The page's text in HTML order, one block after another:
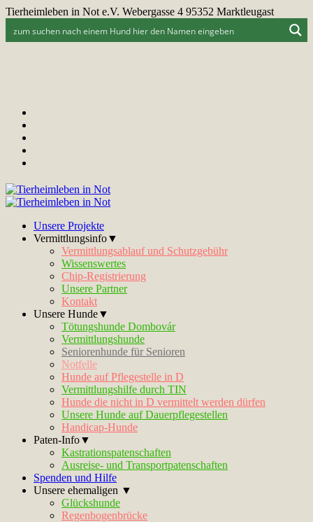
Tierheimleben in Not e.V. Webergasse 4 95352 Marktleugast
Unsere Projekte
Vermittlungsinfo▼
Vermittlungsablauf und Schutzgebühr
Wissenswertes
Chip-Registrierung
Unsere Partner
Kontakt
Unsere Hunde▼
Tötungshunde Dombovár
Vermittlungshunde
Seniorenhunde für Senioren
Notfelle
Hunde auf Pflegestelle in D
Vermittlungshilfe durch TIN
Hunde die nicht in D vermittelt werden dürfen
Unsere Hunde auf Dauerpflegestellen
Handicap-Hunde
Paten-Info▼
Kastrationspatenschaften
Ausreise- und Transportpatenschaften
Spenden und Hilfe
Unsere ehemaligen ▼
Glückshunde
Regenbogenbrücke